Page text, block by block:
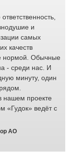
и
самых
качеств
нормой. Обычные
- среди нас. И
минуту, один
нашем проекте
«Гудок» ведёт с
АО